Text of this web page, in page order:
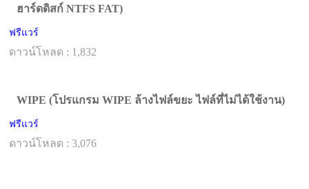
ฮาร์ดดิสก์ NTFS FAT)
ฟรีแวร์
ดาวน์โหลด : 1,832
WIPE (โปรแกรม WIPE ล้างไฟล์ขยะ ไฟล์ที่ไม่ได้ใช้งาน)
ฟรีแวร์
ดาวน์โหลด : 3,076